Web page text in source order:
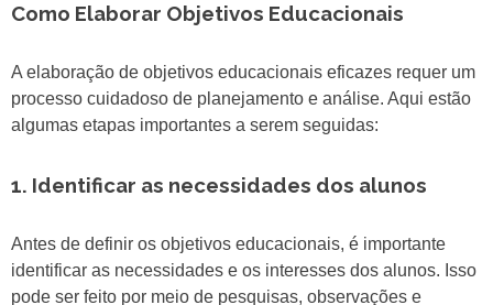
Como Elaborar Objetivos Educacionais
A elaboração de objetivos educacionais eficazes requer um
processo cuidadoso de planejamento e análise. Aqui estão
algumas etapas importantes a serem seguidas:
1. Identificar as necessidades dos alunos
Antes de definir os objetivos educacionais, é importante
identificar as necessidades e os interesses dos alunos. Isso
pode ser feito por meio de pesquisas, observações e